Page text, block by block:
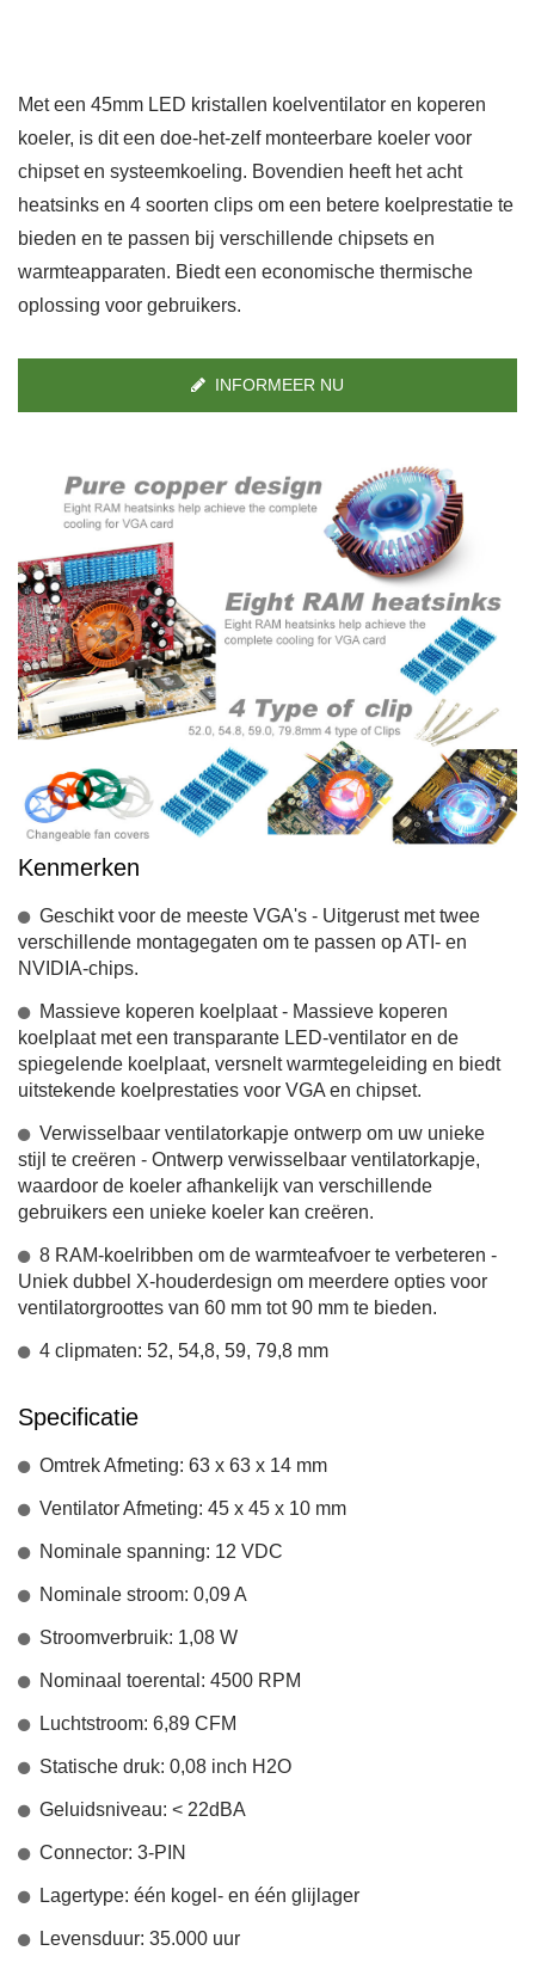
Met een 45mm LED kristallen koelventilator en koperen
koeler, is dit een doe-het-zelf monteerbare koeler voor
chipset en systeemkoeling. Bovendien heeft het acht
heatsinks en 4 soorten clips om een betere koelprestatie te
bieden en te passen bij verschillende chipsets en
warmteapparaten. Biedt een economische thermische
oplossing voor gebruikers.
INFORMEER NU
Kenmerken
Geschikt voor de meeste VGA's - Uitgerust met twee
verschillende montagegaten om te passen op ATI- en
NVIDIA-chips.
Massieve koperen koelplaat - Massieve koperen
koelplaat met een transparante LED-ventilator en de
spiegelende koelplaat, versnelt warmtegeleiding en biedt
uitstekende koelprestaties voor VGA en chipset.
Verwisselbaar ventilatorkapje ontwerp om uw unieke
stijl te creëren - Ontwerp verwisselbaar ventilatorkapje,
waardoor de koeler afhankelijk van verschillende
gebruikers een unieke koeler kan creëren.
8 RAM-koelribben om de warmteafvoer te verbeteren -
Uniek dubbel X-houderdesign om meerdere opties voor
ventilatorgroottes van 60 mm tot 90 mm te bieden.
4 clipmaten: 52, 54,8, 59, 79,8 mm
Specificatie
Omtrek Afmeting: 63 x 63 x 14 mm
Ventilator Afmeting: 45 x 45 x 10 mm
Nominale spanning: 12 VDC
Nominale stroom: 0,09 A
Stroomverbruik: 1,08 W
Nominaal toerental: 4500 RPM
Luchtstroom: 6,89 CFM
Statische druk: 0,08 inch H2O
Geluidsniveau: < 22dBA
Connector: 3-PIN
Lagertype: één kogel- en één glijlager
Levensduur: 35.000 uur